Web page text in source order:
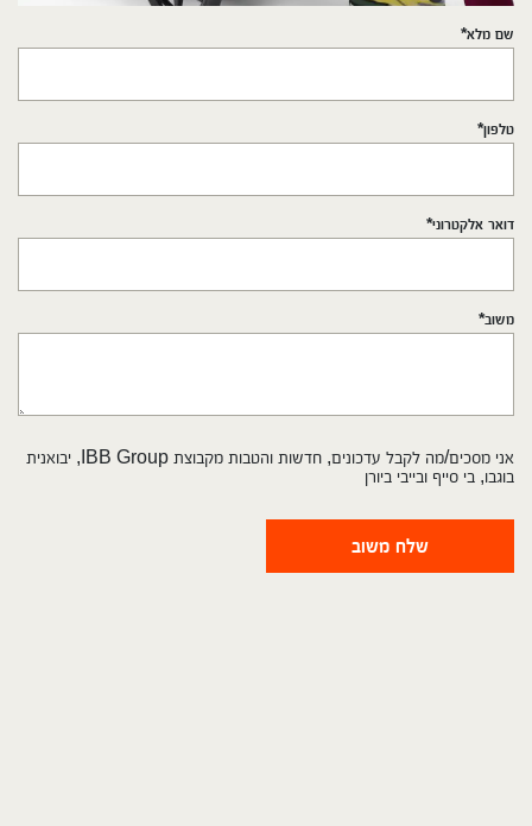
שם מלא*
טלפון*
דואר אלקטרוני*
משוב*
אני מסכים/מה לקבל עדכונים, חדשות והטבות מקבוצת IBB Group, יבואנית
בוגבו, בי סייף ובייבי ביורן
שלח משוב